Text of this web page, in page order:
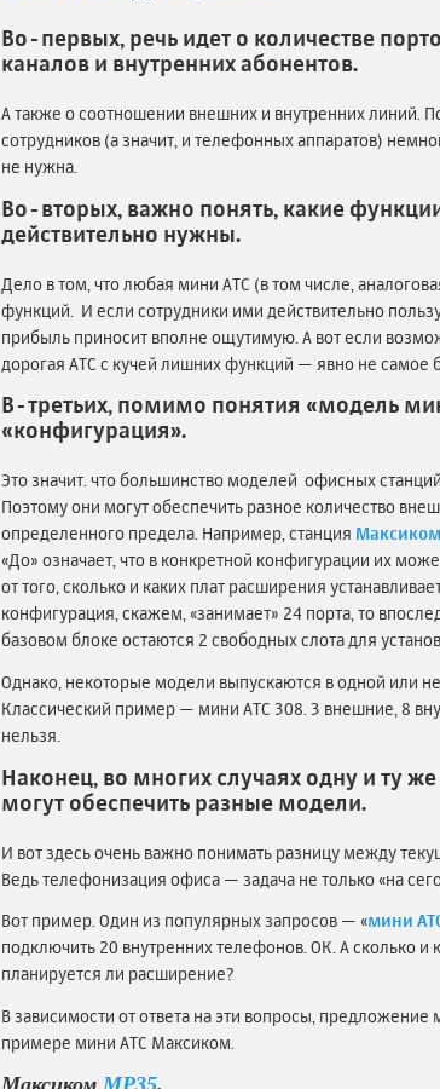
Во-первых, речь идет о количестве
каналов и внутренних абонентов.
А также о соотношении внешних и внутренних линий.
сотрудников (а значит, и телефонных аппаратов)
не нужна.
Во-вторых, важно понять, какие
действительно нужны.
Дело в том, что любая мини АТС (в том числе,
функций. И если сотрудники ими действительно
прибыль приносит вполне ощутимую. А вот если
дорогая АТС с кучей лишних функций — явно не самое
В-третьих, помимо понятия «модель
«конфигурация».
Это значит. что большинство моделей офисных
Поэтому они могут обеспечить разное количество
определенного предела. Например, станция
«До» означает, что в конкретной конфигурации их
от того, сколько и каких плат расширения
конфигурация, скажем, «занимает» 24 порта, то
базовом блоке остаются 2 свободных слота для
Однако, некоторые модели выпускаются в одной или
Классический пример — мини АТС 308. 3 внешние, 8
нельзя.
Наконец, во многих случаях одну и ту
могут обеспечить разные модели.
И вот здесь очень важно понимать разницу между
Ведь телефонизация офиса — задача не только «на
Вот пример. Один из популярных запросов — «мини
подключить 20 внутренних телефонов. ОК. А сколько и
планируется ли расширение?
В зависимости от ответа на эти вопросы,
примере мини АТС Максиком.